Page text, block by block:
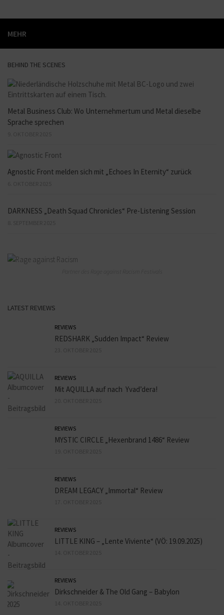
MEHR
BEHIND THE SCENES
Metal Business Club: Wo Unternehmertum und Metal dieselbe
Sprache sprechen
Agnostic Front melden sich mit „Echoes In Eternity“ zurück
DARKNESS „Death Squad Chronicles“ Pre-Listening Session
LATEST REVIEWS
REVIEWS
REDSHARK „Sudden Impact“ Review
REVIEWS
Mit AQUILLA auf nach Yvad’dera!
REVIEWS
MYSTIC CIRCLE „Hexenbrand 1486“ Review
REVIEWS
DREAM LEGACY „Immortal“ Review
REVIEWS
LITTLE KING – „Lente Viviente“ (VÖ: 19.09.2025)
REVIEWS
Dirkschneider & The Old Gang – Babylon